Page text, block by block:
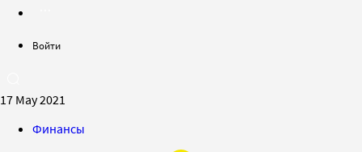
Войти
17 May 2021
Финансы